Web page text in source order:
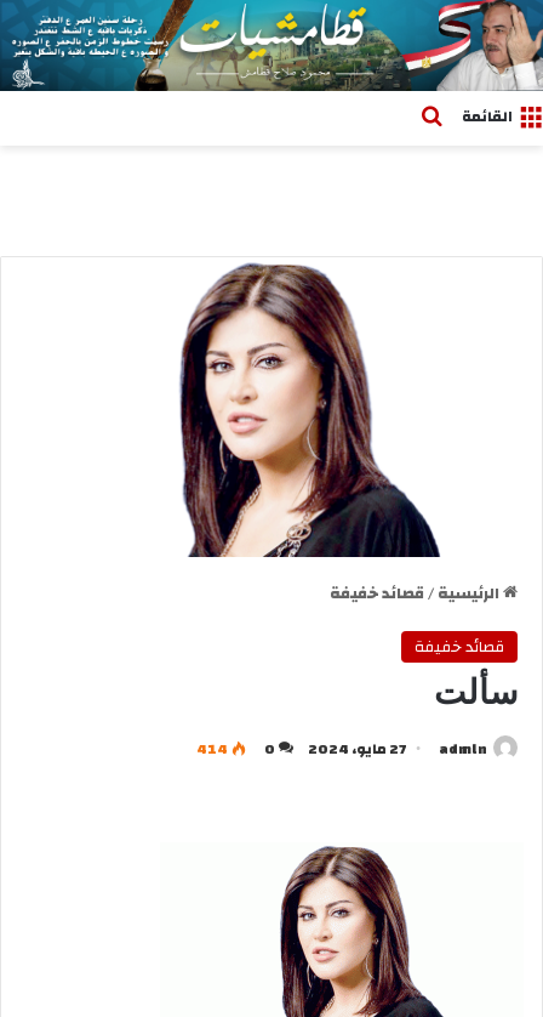
القائمة
الرئيسية/قصائد خفيفة
قصائد خفيفة
سألت
admln 27 مايو، 2024 0
414